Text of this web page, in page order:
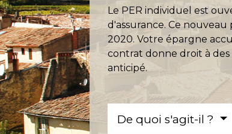
Le PER individuel est
d'assurance. Ce
2020. Votre épargne
contrat donne droit à des
anticipé.
De quoi s'agit-il ?